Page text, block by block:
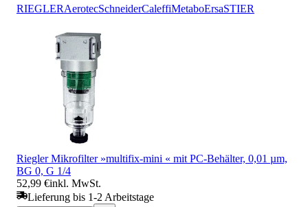
RIEGLERAerotecSchneiderCaleffiMetaboErsaSTIER
Riegler Mikrofilter »multifix-mini « mit PC-Behälter, 0,01 µm,
BG 0, G 1/4
52,99 €inkl. MwSt.
Lieferung bis 1-2 Arbeitstage